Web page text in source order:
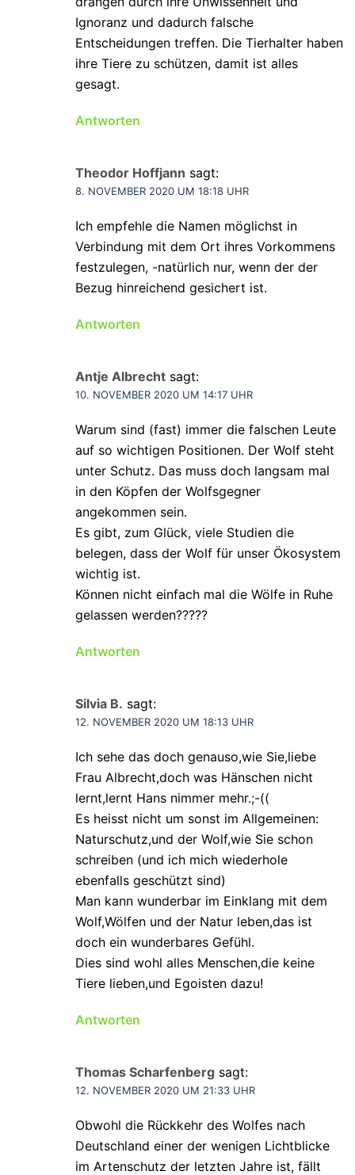
Ignoranz und dadurch falsche
Entscheidungen treffen. Die Tierhalter haben
ihre Tiere zu schützen, damit ist alles
gesagt.
Antworten
Theodor Hoffjann sagt:
8. NOVEMBER 2020 UM 18:18 UHR
Ich empfehle die Namen möglichst in
Verbindung mit dem Ort ihres Vorkommens
festzulegen, -natürlich nur, wenn der der
Bezug hinreichend gesichert ist.
Antworten
Antje Albrecht sagt:
10. NOVEMBER 2020 UM 14:17 UHR
Warum sind (fast) immer die falschen Leute
auf so wichtigen Positionen. Der Wolf steht
unter Schutz. Das muss doch langsam mal
in den Köpfen der Wolfsgegner
angekommen sein.
Es gibt, zum Glück, viele Studien die
belegen, dass der Wolf für unser Ökosystem
wichtig ist.
Können nicht einfach mal die Wölfe in Ruhe
gelassen werden?????
Antworten
Silvia B. sagt:
12. NOVEMBER 2020 UM 18:13 UHR
Ich sehe das doch genauso,wie Sie,liebe
Frau Albrecht,doch was Hänschen nicht
lernt,lernt Hans nimmer mehr.;-((
Es heisst nicht um sonst im Allgemeinen:
Naturschutz,und der Wolf,wie Sie schon
schreiben (und ich mich wiederhole
ebenfalls geschützt sind)
Man kann wunderbar im Einklang mit dem
Wolf,Wölfen und der Natur leben,das ist
doch ein wunderbares Gefühl.
Dies sind wohl alles Menschen,die keine
Tiere lieben,und Egoisten dazu!
Antworten
Thomas Scharfenberg sagt:
12. NOVEMBER 2020 UM 21:33 UHR
Obwohl die Rückkehr des Wolfes nach
Deutschland einer der wenigen Lichtblicke
im Artenschutz der letzten Jahre ist, fällt